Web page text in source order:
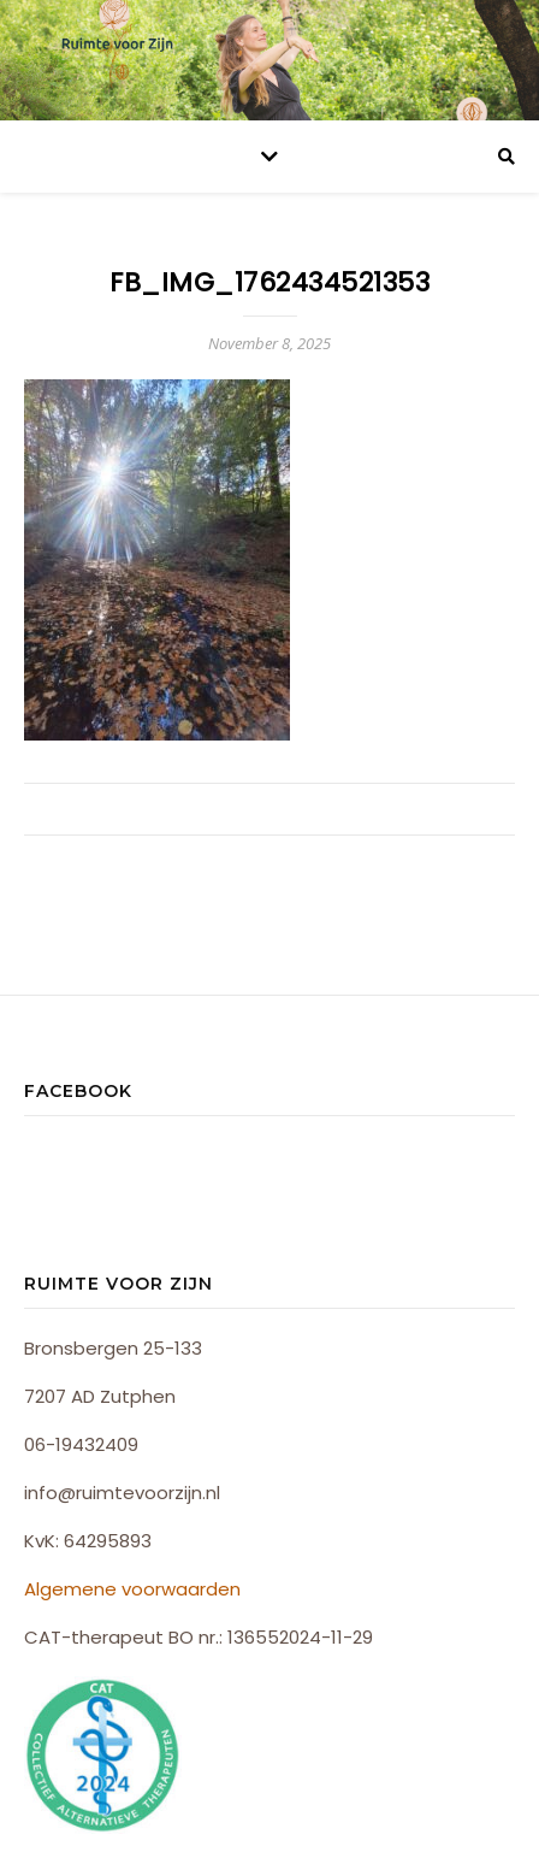
FB_IMG_1762434521353
November 8, 2025
FACEBOOK
RUIMTE VOOR ZIJN
Bronsbergen 25-133
7207 AD Zutphen
06-19432409
info@ruimtevoorzijn.nl
KvK: 64295893
Algemene voorwaarden
CAT-therapeut BO nr.: 136552024-11-29